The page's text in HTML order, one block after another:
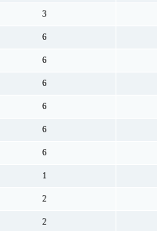
3
6
6
6
6
6
6
1
2
2